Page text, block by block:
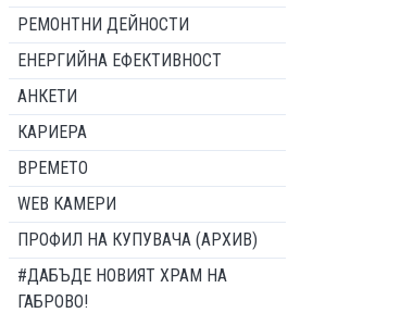
РЕМОНТНИ ДЕЙНОСТИ
ЕНЕРГИЙНА ЕФЕКТИВНОСТ
АНКЕТИ
КАРИЕРА
ВРЕМЕТО
WEB КАМЕРИ
ПРОФИЛ НА КУПУВАЧА (АРХИВ)
#ДАБЪДЕ НОВИЯТ ХРАМ НА
ГАБРОВО!